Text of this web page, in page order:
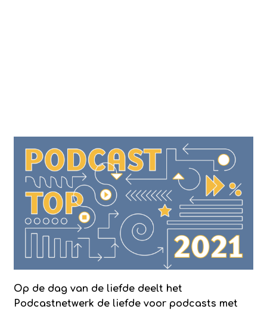
Op de dag van de liefde deelt het
Podcastnetwerk de liefde voor podcasts met